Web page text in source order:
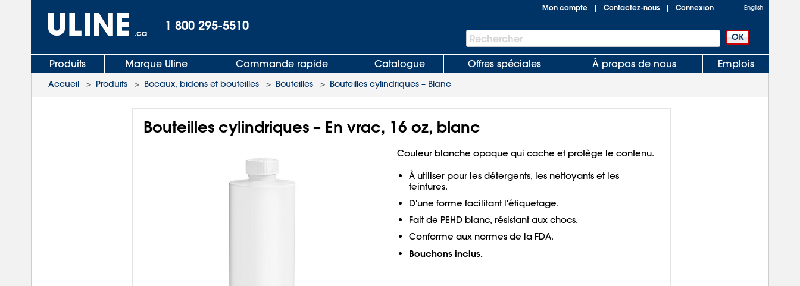
.ca
1 800 295-5510
Mon compte | Contactez-nous | Connexion English
Barre
de
recherche
Rechercher
Produits Marque Uline Commande rapide Catalogue Offres spéciales À propos de nous Emplois
Accueil > Produits > Bocaux, bidons et bouteilles > Bouteilles > Bouteilles cylindriques – Blanc
Bouteilles cylindriques – En vrac, 16 oz, blanc
Couleur blanche opaque qui cache et protège le contenu.
À utiliser pour les détergents, les nettoyants et les
teintures.
D'une forme facilitant l'étiquetage.
Fait de PEHD blanc, résistant aux chocs.
Conforme aux normes de la FDA.
Bouchons inclus.